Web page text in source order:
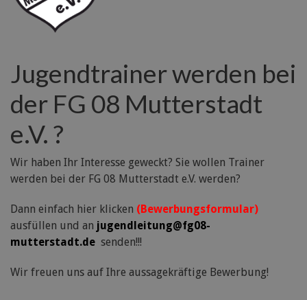
Jugendtrainer werden bei
der FG 08 Mutterstadt
e.V. ?
Wir haben Ihr Interesse geweckt? Sie wollen Trainer
werden bei der FG 08 Mutterstadt e.V. werden?
Dann einfach hier klicken (Bewerbungsformular)
ausfüllen und an jugendleitung@fg08-
mutterstadt.de senden!!!
Wir freuen uns auf Ihre aussagekräftige Bewerbung!